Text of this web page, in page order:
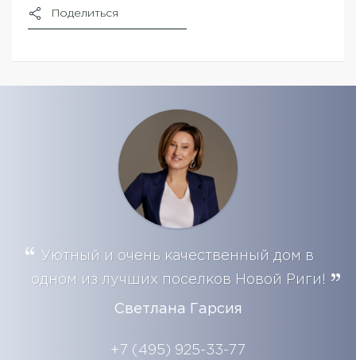
Поделиться
Уютный и очень качественный дом в
одном из лучших поселков Новой Риги!
Светлана Гарсия
+7 (495) 925-33-77